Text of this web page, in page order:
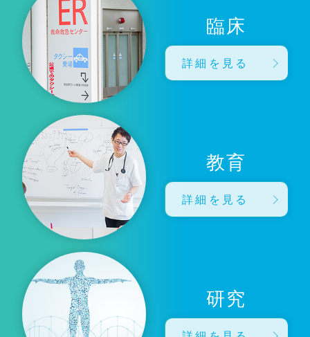
臨床
詳細を見る
教育
詳細を見る
研究